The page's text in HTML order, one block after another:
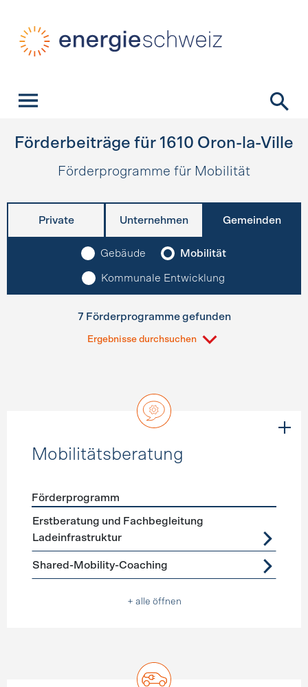
Förderbeiträge für 1610 Oron-la-Ville
Förderprogramme für Mobilität
Private Unternehmen Gemeinden
Gebäude Mobilität
Kommunale Entwicklung
7 Förderprogramme gefunden
Ergebnisse durchsuchen
Mobilitätsberatung
Förderprogramme Mobilitätsberatung
Förderprogramm
Erstberatung und Fachbegleitung
Ladeinfrastruktur
Shared-Mobility-Coaching
+ alle öffnen